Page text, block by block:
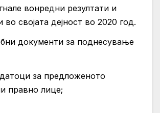
вонредни резултати и
во својата дејност во 2020 год.
документи за поднесување
за предложеното
правно лице;